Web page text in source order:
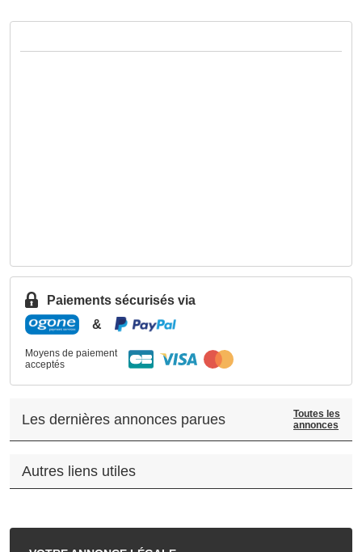
Paiements sécurisés via
&
Moyens de paiement
acceptés
Les dernières annonces parues
Toutes les
annonces
Autres liens utiles
.